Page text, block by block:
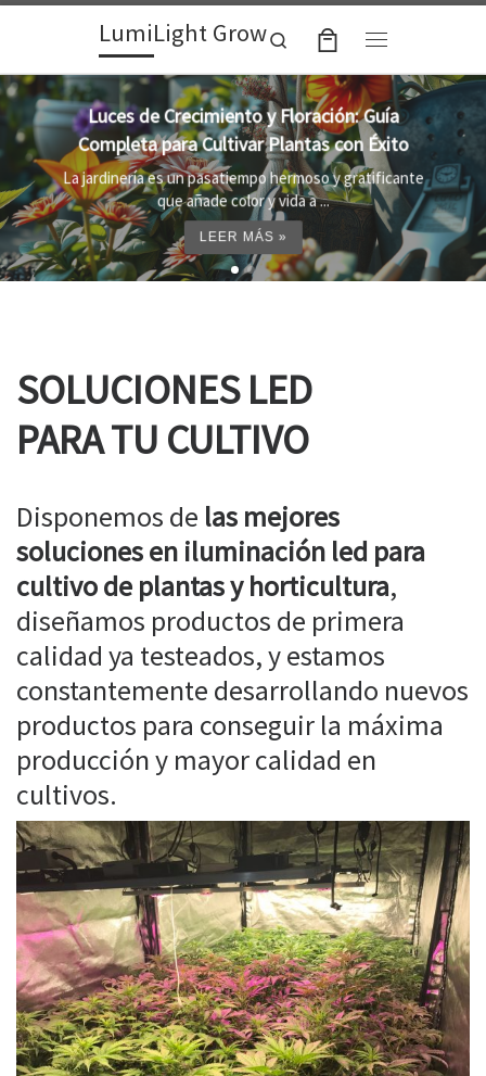
Skip to contentLumiLight Grow
Search
Lámparas para indoor: la clave para un
crecimiento óptimo de tus plantas
Al cultivar plantas en el interior, es importante
proporcionar el entorno adecuado ...
LEER MÁS »
SOLUCIONES LED
PARA TU CULTIVO
Disponemos de las mejores
soluciones en iluminación led para
cultivo de plantas y horticultura,
diseñamos productos de primera
calidad ya testeados, y estamos
constantemente desarrollando nuevos
productos para conseguir la máxima
producción y mayor calidad en
cultivos.